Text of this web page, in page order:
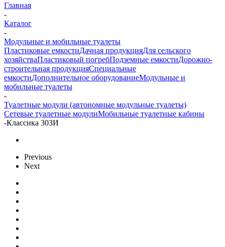
Главная
-
Каталог
-
Модульные и мобильные туалеты
Пластиковые емкостиДачная продукцияДля сельского
хозяйстваПластиковый погребПодземные емкостиДорожно-
строительная продукцияСпециальные
емкостиДополнительное оборудованиеМодульные и
мобильные туалеты
-
Туалетные модули (автономные модульные туалеты)
Сетевые туалетные модулиМобильные туалетные кабины
-Классика 303И
Previous
Next